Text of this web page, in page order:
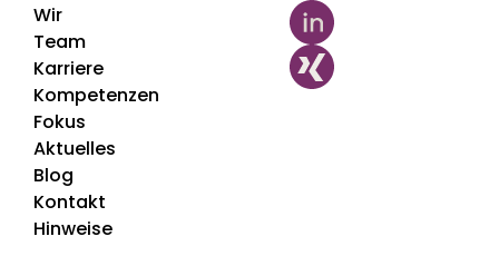
Wir
Team
Karriere
Kompetenzen
Fokus
Aktuelles
Blog
Kontakt
Hinweise